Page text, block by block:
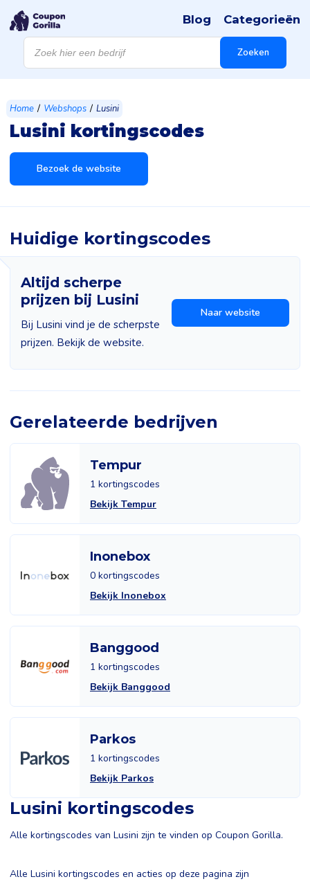
Products
search Zoeken
Blog Categorieën
Home / Webshops / Lusini
Lusini kortingscodes
Bezoek de website
Huidige kortingscodes
Altijd scherpe
prijzen bij Lusini
Bij Lusini vind je de scherpste
prijzen. Bekijk de website.
Naar website
Gerelateerde bedrijven
Tempur
1 kortingscodes
Bekijk Tempur
Inonebox
0 kortingscodes
Bekijk Inonebox
Banggood
1 kortingscodes
Bekijk Banggood
Parkos
1 kortingscodes
Bekijk Parkos
Lusini kortingscodes
Alle kortingscodes van Lusini zijn te vinden op Coupon Gorilla.
Alle Lusini kortingscodes en acties op deze pagina zijn